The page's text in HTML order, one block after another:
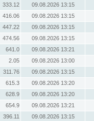
333.12
09.08.2026 13:15
416.06
09.08.2026 13:15
447.22
09.08.2026 13:15
474.56
09.08.2026 13:15
641.0
09.08.2026 13:21
2.05
09.08.2026 13:00
311.76
09.08.2026 13:15
615.3
09.08.2026 13:20
628.9
09.08.2026 13:20
654.9
09.08.2026 13:21
396.11 09.08.2026 13:15